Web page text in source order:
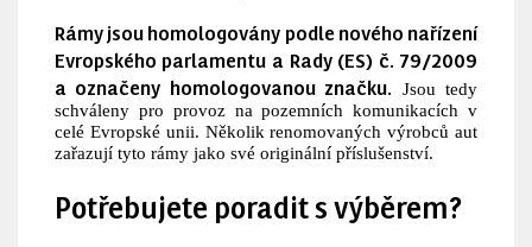
Rámy jsou homologovány podle nového nařízení
Evropského parlamentu a Rady (ES) č. 79/2009
a označeny homologovanou značku.
Jsou tedy
schváleny pro provoz na pozemních komunikacích v
celé Evropské unii. Několik renomovaných výrobců aut
zařazují tyto rámy jako své originální příslušenství.
Potřebujete poradit s výběrem?